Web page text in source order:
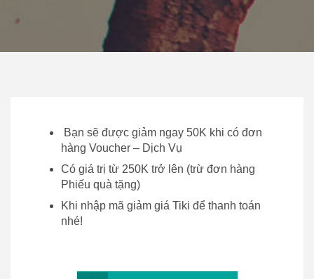
Bạn sẽ được giảm ngay 50K khi có đơn
hàng Voucher – Dịch Vụ
Có giá trị từ 250K trở lên (trừ đơn hàng
Phiếu quà tặng)
Khi nhập mã giảm giá Tiki để thanh toán
nhé!